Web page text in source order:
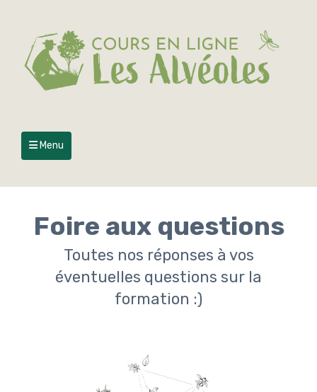
Menu
Foire aux questions
Toutes nos réponses à vos
éventuelles questions sur la
formation :)